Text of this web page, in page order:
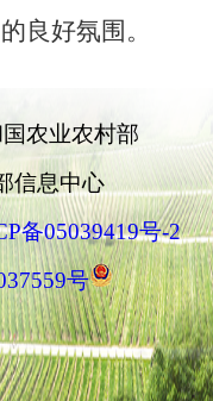
良好氛围。
农业农村部
信息中心
备05039419号-2
号